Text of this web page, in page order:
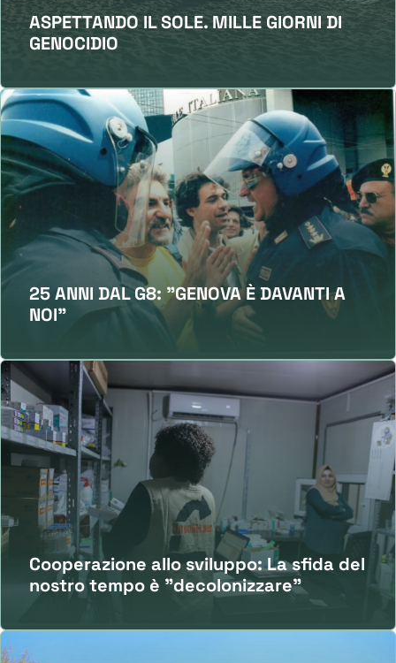
ASPETTANDO IL SOLE. MILLE GIORNI DI
GENOCIDIO
25 ANNI DAL G8: "GENOVA È DAVANTI A
NOI"
Cooperazione allo sviluppo: La sfida del
nostro tempo è "decolonizzare"